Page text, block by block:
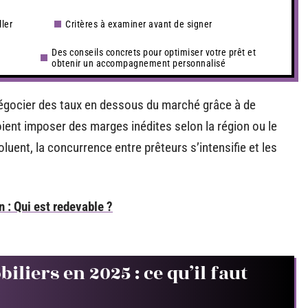
Critères à examiner avant de signer
Des conseils concrets pour optimiser votre prêt et
obtenir un accompagnement personnalisé
des taux en dessous du marché grâce à de
imposer des marges inédites selon la région ou le
la concurrence entre prêteurs s’intensifie et les
: Qui est redevable ?
en 2025 : ce qu’il faut